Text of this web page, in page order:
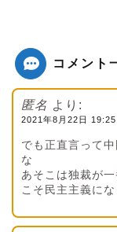
コメント
匿名 より:
2021年8月22日 19:25
でも正直言って
な
あそこは独裁が
こそ民主主義に